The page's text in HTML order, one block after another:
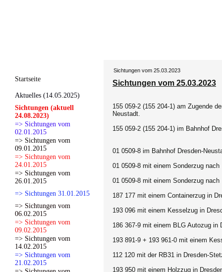
Startseite
Aktuelles (14.05.2025)
Sichtungen (aktuell
24.08.2023)
=> Sichtungen vom
02.01.2015
=> Sichtungen vom
09.01.2015
=> Sichtungen vom
24.01.2015
=> Sichtungen vom
26.01.2015
=> Sichtungen 31.01.2015
=> Sichtungen vom
06.02.2015
=> Sichtungen vom
09.02.2015
=> Sichtungen vom
14.02.2015
=> Sichtungen vom
21.02.2015
Sichtungen vom 25.03.2023
Sichtungen vom 25.03.2023
155 059-2 (155 204-1) am Zugende
Neustadt.
155 059-2 (155 204-1) im Bahnhof
01 0509-8 im Bahnhof Dresden-
01 0509-8 mit einem Sonderzug
01 0509-8 mit einem Sonderzug
187 177 mit einem Containerzug in
193 096 mit einem Kesselzug in
186 367-9 mit einem BLG Autozug in
193 891-9 + 193 961-0 mit einem
112 120 mit der RB31 in Dresden-
193 950 mit einem Holzzug in